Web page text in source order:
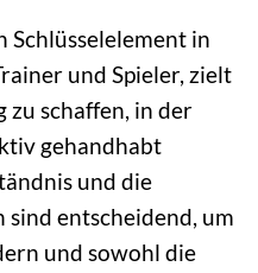
Schlüsselelement in
und Spieler, zielt
zu schaffen, in der
gehandhabt
und die
entscheidend, um
und sowohl die